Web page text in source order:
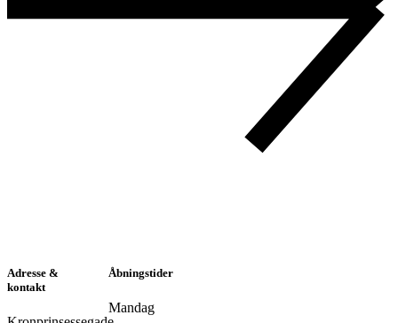
Adresse &
kontakt
Åbningstider
Mandag